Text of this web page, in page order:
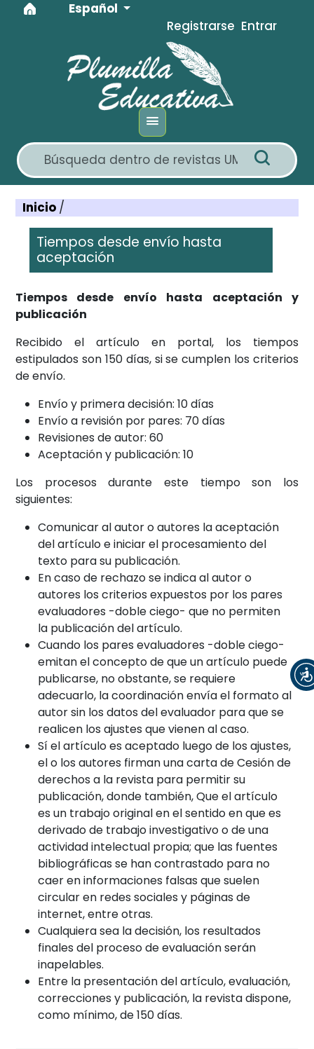
Ir al menú de navegación principal
Ir al contenido principal
Ir al pie de página del sitio
Idioma
Español
Registrarse Entrar
Inicio /
Tiempos desde envío hasta
aceptación
Tiempos desde envío hasta aceptación y
publicación
Recibido el artículo en portal, los tiempos
estipulados son 150 días, si se cumplen los criterios
de envío.
Envío y primera decisión: 10 días
Envío a revisión por pares: 70 días
Revisiones de autor: 60
Aceptación y publicación: 10
Los procesos durante este tiempo son los
siguientes:
Comunicar al autor o autores la aceptación
del artículo e iniciar el procesamiento del
texto para su publicación.
En caso de rechazo se indica al autor o
autores los criterios expuestos por los pares
evaluadores -doble ciego- que no permiten
la publicación del artículo.
Cuando los pares evaluadores -doble ciego-
emitan el concepto de que un artículo puede
publicarse, no obstante, se requiere
adecuarlo, la coordinación envía el formato al
autor sin los datos del evaluador para que se
realicen los ajustes que vienen al caso.
Sí el artículo es aceptado luego de los ajustes,
el o los autores firman una carta de Cesión de
derechos a la revista para permitir su
publicación, donde también, Que el artículo
es un trabajo original en el sentido en que es
derivado de trabajo investigativo o de una
actividad intelectual propia; que las fuentes
bibliográficas se han contrastado para no
caer en informaciones falsas que suelen
circular en redes sociales y páginas de
internet, entre otras.
Cualquiera sea la decisión, los resultados
finales del proceso de evaluación serán
inapelables.
Entre la presentación del artículo, evaluación,
correcciones y publicación, la revista dispone,
como mínimo, de 150 días.